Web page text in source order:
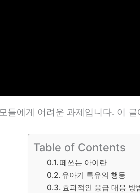
들에게 어려운 과제입니다. 이
Table of Contents
떼쓰는 아이란
유아기 특유의 행동
효과적인 응급 대응 방